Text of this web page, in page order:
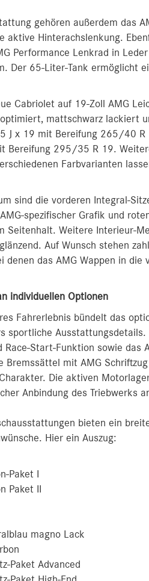
gehören außerdem das
aktive Hinterachslenkung.
Performance Lenkrad in
Der 65-Liter-Tank ermöglicht
Cabriolet auf 19-Zoll AMG
mattschwarz lackiert
J x 19 mit Bereifung 265/40
Bereifung 295/35 R 19.
Farbvarianten
sind die vorderen Integral-
spezifischer Grafik und
Seitenhalt. Weitere Interieur-
Auf Wunsch stehen
denen das AMG Wappen in
individuellen Optionen
Fahrerlebnis bündelt das
sportliche
Race-Start-Funktion sowie das
Bremssättel mit AMG
Die aktiven
Anbindung des Triebwerks
bieten ein
Hier ein Auszug:
Paket I
Paket II
magno Lack
Paket Advanced